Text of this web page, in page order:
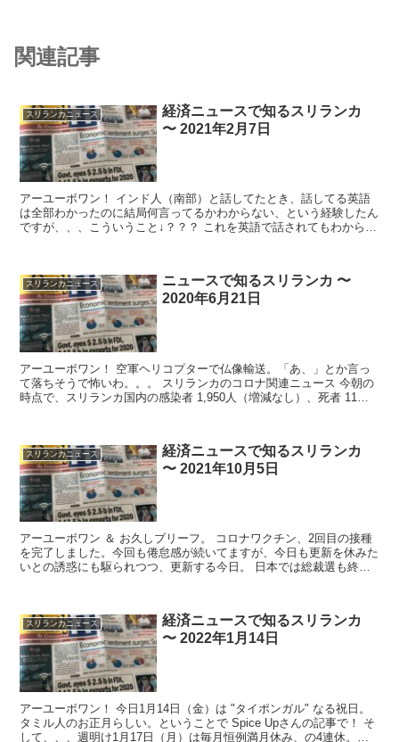
関連記事
スリランカニュース
経済ニュースで知るスリランカ
〜 2021年2月7日
アーユーボワン！ インド人（南部）と話してたとき、話してる英語
は全部わかったのに結局何言ってるかわからない、という経験したん
ですが、、、こういうこと↓？？？ これを英語で話されてもわからん
スリランカニュース
ニュースで知るスリランカ 〜
2020年6月21日
アーユーボワン！ 空軍ヘリコプターで仏像輸送。「あ、」とか言っ
て落ちそうで怖いわ。。。 スリランカのコロナ関連ニュース 今朝の
時点で、スリランカ国内の感染者 1,950人（増減なし）、死者 11人
スリランカニュース
経済ニュースで知るスリランカ
〜 2021年10月5日
アーユーボワン ＆ お久しブリーフ。 コロナワクチン、2回目の接種
を完了しました。今回も倦怠感が続いてますが、今日も更新を休みた
いとの誘惑にも駆られつつ、更新する今日。 日本では総裁選も終わ
スリランカニュース
経済ニュースで知るスリランカ
〜 2022年1月14日
アーユーボワン！ 今日1月14日（金）は "タイポンガル" なる祝日。
タミル人のお正月らしい。ということで Spice Upさんの記事で！ そ
して、、、週明け1月17日（月）は毎月恒例満月休み、の4連休。ど